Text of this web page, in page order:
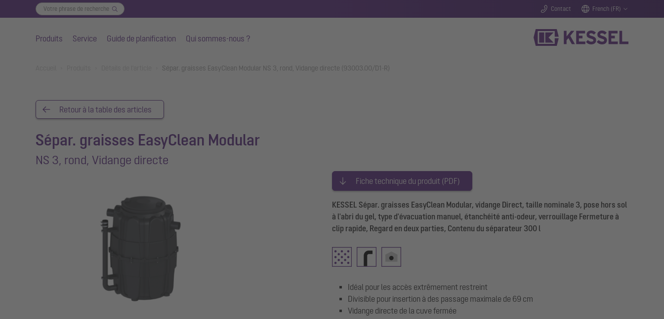
Contact French (FR)
Produits Service Guide de planification Qui sommes-nous ?
Sépar. graisses EasyClean Modular NS 3, rond, Vidange directe (93003.00/D1-R)
Retour à la table des articles
Sépar. graisses EasyClean Modular
NS 3, rond, Vidange directe
Fiche technique du produit (PDF)
KESSEL Sépar. graisses EasyClean Modular, vidange Direct, taille nominale 3, pose hors sol
à l'abri du gel, type d'évacuation manuel, étanchéité anti-odeur, verrouillage Fermeture à
clip rapide, Regard en deux parties, Contenu du séparateur 300 l
Idéal pour les accès extrêmement restreint
Divisible pour insertion à des passage maximale de 69 cm
Vidange directe de la cuve fermée